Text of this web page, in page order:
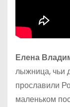
Елена
лыжница, чьи
прославили
маленьком